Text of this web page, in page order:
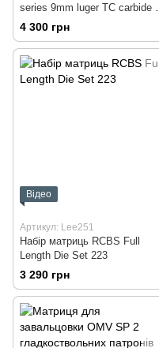
series 9mm luger TC carbide 3-
Die Set
4 300 грн
Відео
Артикул: Lee251
Набір матриць RCBS Full
Length Die Set 223
3 290 грн